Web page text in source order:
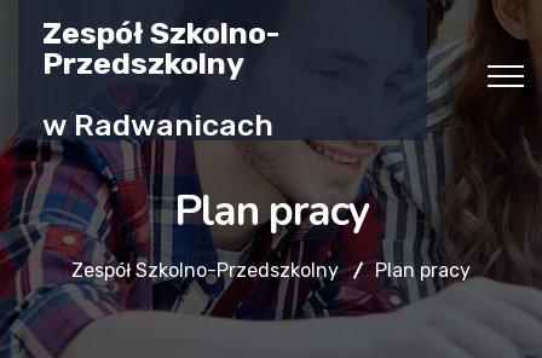
Zespół Szkolno-
Przedszkolny
w Radwanicach
Plan pracy
Zespół Szkolno-Przedszkolny Plan pracy